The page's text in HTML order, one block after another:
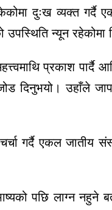
दुःख व्यक्त गर्दै
न्यून रहेकोमा
प्रकाश पार्दै
दिनुभयो। उहाँले
गर्दै एकल जातीय
पछि लाग्न नहुने